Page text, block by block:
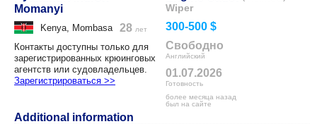
Momanyi
Kenya, Mombasa 28 лет
Контакты доступны только для
зарегистрированных крюинговых
агентств или судовладельцев.
Зарегистрироваться >>
Wiper
300-500 $
Свободно
Английский
01.07.2026
Готовность
более месяца назад
был на сайте
Additional information